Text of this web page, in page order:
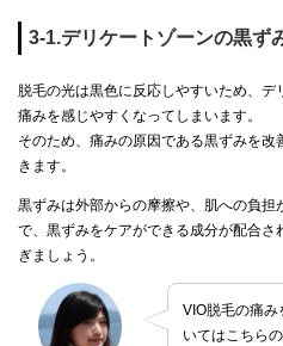
3-1.デリケートゾーンの黒ず
脱毛の光は黒色に反応しやすいため、
痛みを感じやすくなってしまいます。
そのため、痛みの原因である黒ずみを
きます。
黒ずみは外部からの摩擦や、肌への負
で、黒ずみをケアができる成分が配合
ぎましょう。
VIO脱毛の痛
いてはこちら